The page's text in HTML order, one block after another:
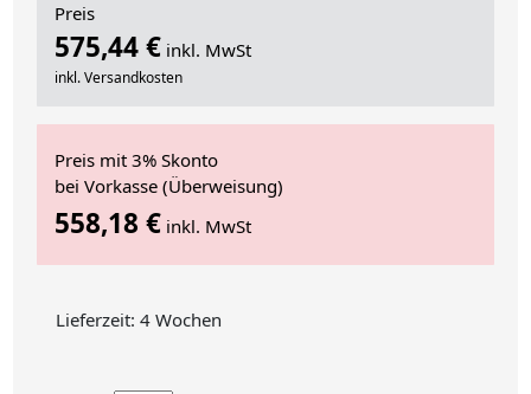
Preis
575,44 € inkl. MwSt
inkl. Versandkosten
Preis mit 3% Skonto
bei Vorkasse (Überweisung)
558,18 € inkl. MwSt
Lieferzeit: 4 Wochen